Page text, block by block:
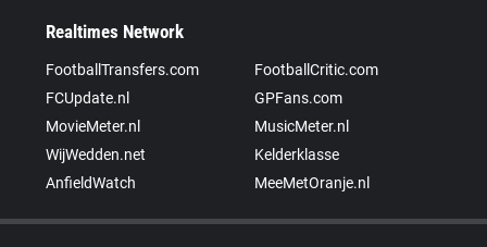
Realtimes Network
FootballTransfers.com
FootballCritic.com
FCUpdate.nl
GPFans.com
MovieMeter.nl
MusicMeter.nl
WijWedden.net
Kelderklasse
AnfieldWatch
MeeMetOranje.nl